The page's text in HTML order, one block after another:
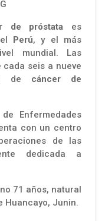
de próstata es
Perú, y el más
mundial. Las
seis a nueve
de cáncer de
Enfermedades
con un centro
de las
dedicada a
71 años, natural
Huancayo, Junin.